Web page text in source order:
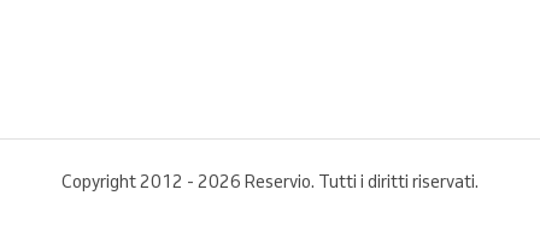
Copyright 2012 - 2026 Reservio. Tutti i diritti riservati.